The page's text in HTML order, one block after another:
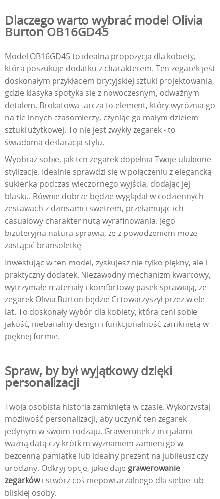
Dlaczego warto wybrać model Olivia
Burton OB16GD45
Model OB16GD45 to idealna propozycja dla kobiety,
która poszukuje dodatku z charakterem. Ten zegarek jest
doskonałym przykładem brytyjskiej sztuki projektowania,
gdzie klasyka spotyka się z nowoczesnym, odważnym
detalem. Brokatowa tarcza to element, który wyróżnia go
na tle innych czasomierzy, czyniąc go małym dziełem
sztuki użytkowej. To nie jest zwykły zegarek - to
świadoma deklaracja stylu.
Wyobraź sobie, jak ten zegarek dopełnia Twoje ulubione
stylizacje. Idealnie sprawdzi się w połączeniu z elegancką
sukienką podczas wieczornego wyjścia, dodając jej
blasku. Równie dobrze będzie wyglądał w codziennych
zestawach z dżinsami i swetrem, przełamując ich
casualowy charakter nutą wyrafinowania. Jego
biżuteryjna natura sprawia, że z powodzeniem może
zastąpić bransoletkę.
Inwestując w ten model, zyskujesz nie tylko piękny, ale i
praktyczny dodatek. Niezawodny mechanizm kwarcowy,
wytrzymałe materiały i komfortowy pasek sprawiają, że
zegarek Olivia Burton będzie Ci towarzyszył przez wiele
lat. To doskonały wybór dla kobiety, która ceni sobie
jakość, niebanalny design i funkcjonalność zamkniętą w
pięknej formie.
Spraw, by był wyjątkowy dzięki
personalizacji
Twoja osobista historia zamknięta w czasie. Wykorzystaj
możliwość personalizacji, aby uczynić ten zegarek
jedynym w swoim rodzaju. Grawerunek z inicjałami,
ważną datą czy krótkim wyznaniem zamieni go w
bezcenną pamiątkę lub idealny prezent na jubileusz czy
urodziny. Odkryj opcje, jakie daje grawerowanie
zegarkówi stwórz coś niepowtarzalnego dla siebie lub
bliskiej osoby.